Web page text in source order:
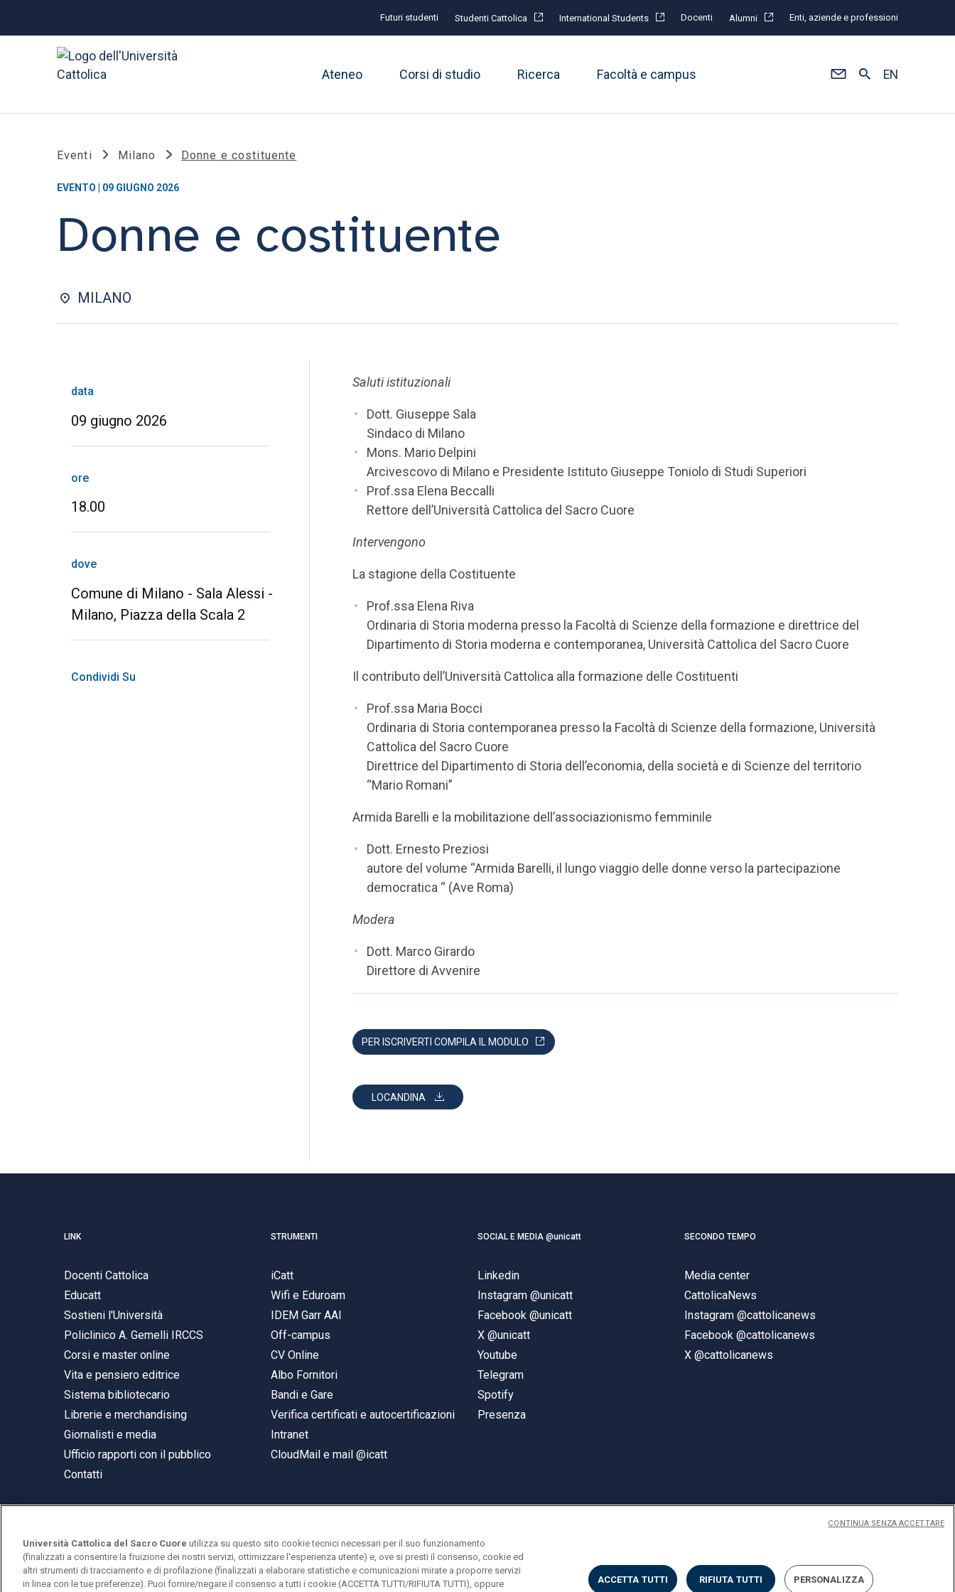
Futuri studenti Studenti Cattolica International Students Docenti Alumni Enti, aziende e professioni
Ateneo Corsi di studio Ricerca Facoltà e campus EN
Eventi Milano Donne e costituente
EVENTO | 09 GIUGNO 2026
Donne e costituente
MILANO
data
09 giugno 2026
ore
18.00
dove
Comune di Milano - Sala Alessi -
Milano, Piazza della Scala 2
Condividi Su
Saluti istituzionali
Dott. Giuseppe Sala
Sindaco di Milano
Mons. Mario Delpini
Arcivescovo di Milano e Presidente Istituto Giuseppe Toniolo di Studi Superiori
Prof.ssa Elena Beccalli
Rettore dell’Università Cattolica del Sacro Cuore
Intervengono
La stagione della Costituente
Prof.ssa Elena Riva
Ordinaria di Storia moderna presso la Facoltà di Scienze della formazione e direttrice del
Dipartimento di Storia moderna e contemporanea, Università Cattolica del Sacro Cuore
Il contributo dell’Università Cattolica alla formazione delle Costituenti
Prof.ssa Maria Bocci
Ordinaria di Storia contemporanea presso la Facoltà di Scienze della formazione, Università
Cattolica del Sacro Cuore
Direttrice del Dipartimento di Storia dell’economia, della società e di Scienze del territorio
“Mario Romani”
Armida Barelli e la mobilitazione dell’associazionismo femminile
Dott. Ernesto Preziosi
autore del volume “Armida Barelli, il lungo viaggio delle donne verso la partecipazione
democratica “ (Ave Roma)
Modera
Dott. Marco Girardo
Direttore di Avvenire
PER ISCRIVERTI COMPILA IL MODULO
LOCANDINA
LINK
Docenti Cattolica
Educatt
Sostieni l'Università
Policlinico A. Gemelli IRCCS
Corsi e master online
Vita e pensiero editrice
Sistema bibliotecario
Librerie e merchandising
Giornalisti e media
Ufficio rapporti con il pubblico
Contatti
STRUMENTI
iCatt
Wifi e Eduroam
IDEM Garr AAI
Off-campus
CV Online
Albo Fornitori
Bandi e Gare
Verifica certificati e autocertificazioni
Intranet
CloudMail e mail @icatt
SOCIAL E MEDIA @unicatt
Linkedin
Instagram @unicatt
Facebook @unicatt
X @unicatt
Youtube
Telegram
Spotify
Presenza
SECONDO TEMPO
Media center
CattolicaNews
Instagram @cattolicanews
Facebook @cattolicanews
X @cattolicanews
© Università Cattolica del Sacro Cuore
Largo A. Gemelli 1, 20123 Milano
Università Cattolica del Sacro Cuore utilizza su questo sito cookie tecnici necessari per il suo funzionamento
(finalizzati a consentire la fruizione dei nostri servizi, ottimizzare l'esperienza utente) e, ove si presti il consenso, cookie ed
altri strumenti di tracciamento e di profilazione (finalizzati a elaborare statistiche e comunicazioni mirate a proporre servizi
in linea con le tue preferenze). Puoi fornire/negare il consenso a tutti i cookie (ACCETTA TUTTI/RIFIUTA TUTTI), oppure
ACCETTA TUTTI RIFIUTA TUTTI PERSONALIZZA
CONTINUA SENZA ACCETTARE